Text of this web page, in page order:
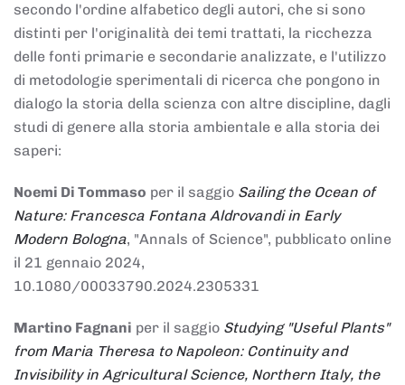
secondo l'ordine alfabetico degli autori, che si sono
distinti per l'originalità dei temi trattati, la ricchezza
delle fonti primarie e secondarie analizzate, e l'utilizzo
di metodologie sperimentali di ricerca che pongono in
dialogo la storia della scienza con altre discipline, dagli
studi di genere alla storia ambientale e alla storia dei
saperi:
Noemi Di Tommaso per il saggio Sailing the Ocean of
Nature: Francesca Fontana Aldrovandi in Early
Modern Bologna, "Annals of Science", pubblicato online
il 21 gennaio 2024,
10.1080/00033790.2024.2305331
Martino Fagnani per il saggio Studying "Useful Plants"
from Maria Theresa to Napoleon: Continuity and
Invisibility in Agricultural Science, Northern Italy, the